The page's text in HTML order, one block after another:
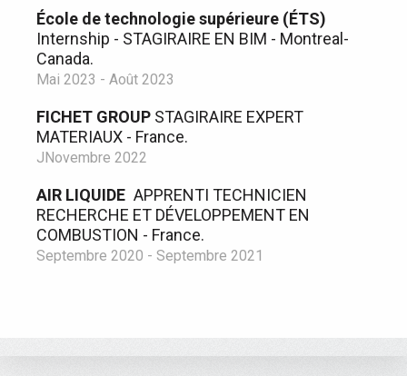
École de technologie supérieure (ÉTS)
Internship - STAGIRAIRE EN BIM - Montreal-
Canada.
Mai 2023 - Août 2023
FICHET GROUP STAGIRAIRE EXPERT
MATERIAUX - France.
JNovembre 2022
AIR LIQUIDE APPRENTI TECHNICIEN
RECHERCHE ET DÉVELOPPEMENT EN
COMBUSTION - France.
Septembre 2020 - Septembre 2021